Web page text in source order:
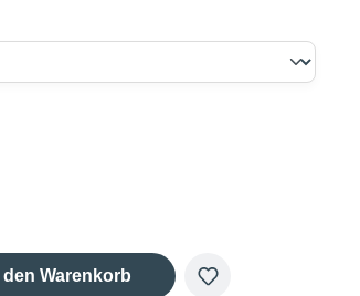
ein oder benutze die Schaltflächen um die Anzahl zu
den Warenkorb